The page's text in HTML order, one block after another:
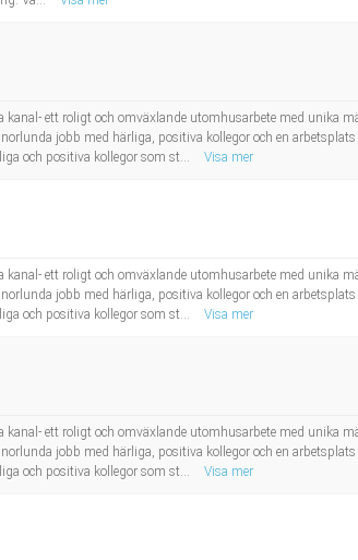
ett roligt och omväxlande utomhusarbete med unika
jobb med härliga, positiva kollegor och en
och positiva kollegor som st...
Visa mer
ett roligt och omväxlande utomhusarbete med unika
jobb med härliga, positiva kollegor och en
och positiva kollegor som st...
Visa mer
ett roligt och omväxlande utomhusarbete med unika
jobb med härliga, positiva kollegor och en
och positiva kollegor som st...
Visa mer